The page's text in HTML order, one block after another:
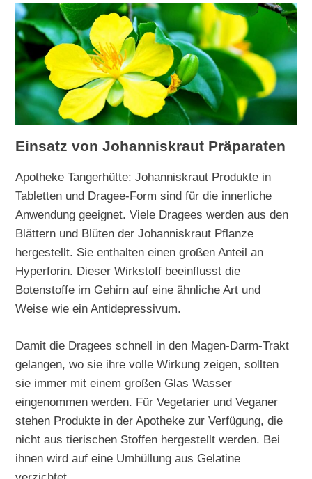
Einsatz von Johanniskraut Präparaten
Apotheke Tangerhütte: Johanniskraut Produkte in
Tabletten und Dragee-Form sind für die innerliche
Anwendung geeignet. Viele Dragees werden aus den
Blättern und Blüten der Johanniskraut Pflanze
hergestellt. Sie enthalten einen großen Anteil an
Hyperforin. Dieser Wirkstoff beeinflusst die
Botenstoffe im Gehirn auf eine ähnliche Art und
Weise wie ein Antidepressivum.
Damit die Dragees schnell in den Magen-Darm-Trakt
gelangen, wo sie ihre volle Wirkung zeigen, sollten
sie immer mit einem großen Glas Wasser
eingenommen werden. Für Vegetarier und Veganer
stehen Produkte in der Apotheke zur Verfügung, die
nicht aus tierischen Stoffen hergestellt werden. Bei
ihnen wird auf eine Umhüllung aus Gelatine